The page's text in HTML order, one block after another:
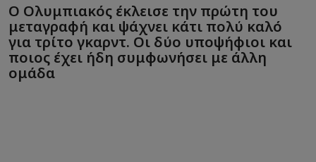
Ο Ολυμπιακός έκλεισε την πρώτη του
μεταγραφή και ψάχνει κάτι πολύ καλό
για τρίτο γκαρντ. Οι δύο υποψήφιοι και
ποιος έχει ήδη συμφωνήσει με άλλη
ομάδα